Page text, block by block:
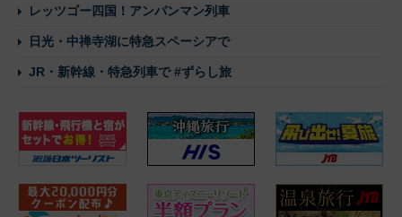
レッツゴー四国！アンパンマン列車
日光・中禅寺湖に特急スペーシアで
JR・新幹線・特急列車で #ずらし旅